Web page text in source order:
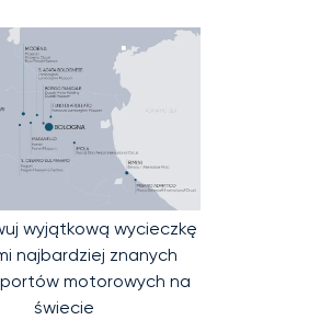
wyjątkową wycieczkę
najbardziej znanych
motorowych na
świecie